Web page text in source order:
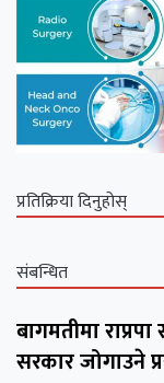
प्रतिक्रिया दिनुहोस्
संबन्धित
बागमतीमा
सरकार जोगाउने